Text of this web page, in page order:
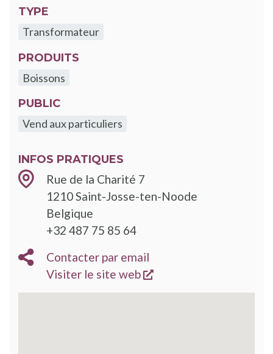
TYPE
Transformateur
PRODUITS
Boissons
PUBLIC
Vend aux particuliers
INFOS PRATIQUES
Rue de la Charité 7
1210Saint-Josse-ten-Noode
Belgique
+32 487 75 85 64
Contacter par email
Visiter le site web
s'ouvre dans une